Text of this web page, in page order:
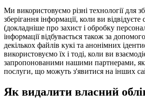
Ми використовуємо різні технології для
зберігання інформації, коли ви відвідуєте
(докладніше про захист і обробку
інформації відбувається також за
декількох файлів кукі та анонімних
використовуємо їх і тоді, коли ви
запропонованими нашими партнерами,
послуги, що можуть з'явитися на інших
Як видалити власний